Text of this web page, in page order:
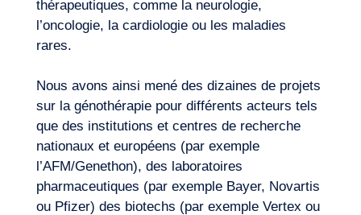
Quelle approche de portefeuille adopter
pour le développement de ses
opportunités pour la thérapie génique dans
chaque aire thérapeutique ?
thérapeutiques, comme la neurologie,
l’oncologie, la cardiologie ou les maladies
rares.
Nous avons ainsi mené des dizaines de projets
sur la génothérapie pour différents acteurs tels
que des institutions et centres de recherche
nationaux et européens (par exemple
l’AFM/Genethon), des laboratoires
pharmaceutiques (par exemple Bayer, Novartis
ou Pfizer) des biotechs (par exemple Vertex ou